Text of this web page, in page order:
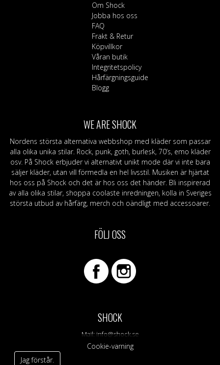
Om Shock
Jobba hos oss
FAQ
Frakt & Retur
Köpvillkor
Våran butik
Integritetspolicy
Hårfärgningsguide
Blogg
WE ARE SHOCK
Nordens största alternativa webbshop med kläder som passar
alla olika unika stilar. Rock, punk, goth, burlesk, 70’s, emo kläder
osv. På Shock erbjuder vi alternativt unikt mode där vi inte bara
säljer kläder, utan vill förmedla en hel livsstil. Musiken är hjärtat
hos oss på Shock och det är hos oss det händer. Bli inspirerad
av alla olika stilar, shoppa coolaste inredningen, kolla in Sveriges
största utbud av hårfärg, merch och oändligt med accessoarer.
FÖLJ OSS
SHOCK
Mail: info@shock.se
Cookie-varning
Jag förstår.